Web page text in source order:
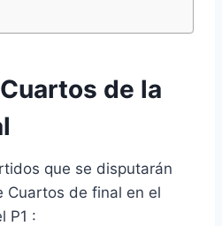
de la
que se disputarán
Cuartos de final en el
P1 :